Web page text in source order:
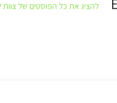
להציג את כל הפוסטים של צוות EV